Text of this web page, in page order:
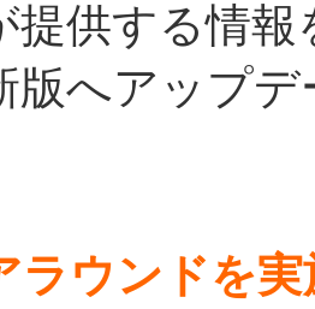
提供する情
版へアップ
ラウンドを